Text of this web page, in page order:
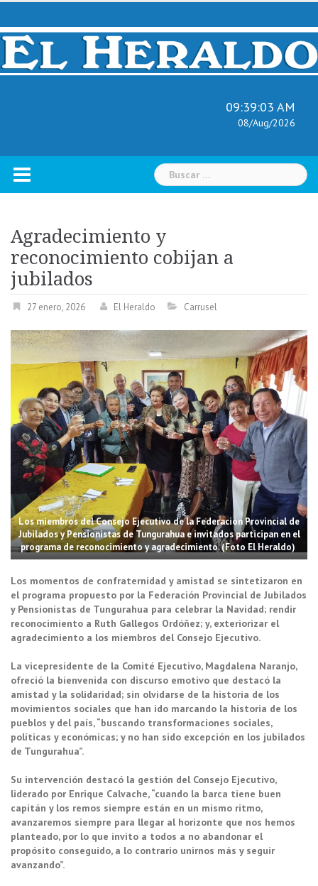
Skip
content
09:39:04 AM
08/Aug/2026
Buscar:
Agradecimiento y
reconocimiento cobijan a
jubilados
27 enero, 2026 El Heraldo Carrusel
Los miembros del Consejo Ejecutivo de la Federación Provincial de
Jubilados y Pensionistas de Tungurahua e invitados participan en el
programa de reconocimiento y agradecimiento. (Foto El Heraldo)
Los momentos de confraternidad y amistad se sintetizaron en
el programa propuesto por la Federación Provincial de Jubilados
y Pensionistas de Tungurahua para celebrar la Navidad; rendir
reconocimiento a Ruth Gallegos Ordóñez; y, exteriorizar el
agradecimiento a los miembros del Consejo Ejecutivo.
La vicepresidente de la Comité Ejecutivo, Magdalena Naranjo,
ofreció la bienvenida con discurso emotivo que destacó la
amistad y la solidaridad; sin olvidarse de la historia de los
movimientos sociales que han ido marcando la historia de los
pueblos y del país, “buscando transformaciones sociales,
políticas y económicas; y no han sido excepción en los jubilados
de Tungurahua”.
Su intervención destacó la gestión del Consejo Ejecutivo,
liderado por Enrique Calvache, “cuando la barca tiene buen
capitán y los remos siempre están en un mismo ritmo,
avanzaremos siempre para llegar al horizonte que nos hemos
planteado, por lo que invito a todos a no abandonar el
propósito conseguido, a lo contrario unirnos más y seguir
avanzando”.